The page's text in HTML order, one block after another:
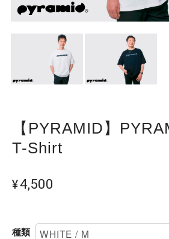
【PYRAMID】
T-Shirt
¥4,500
種類